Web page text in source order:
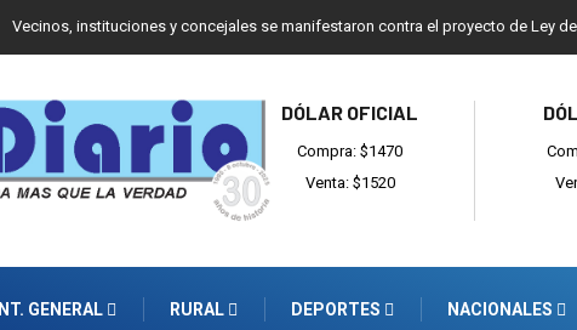
Vecinos, instituciones y concejales se manifestaron contra el proyecto de Ley
DÓLAR OFICIAL
Compra: $1470
Venta: $1520
INT. GENERAL RURAL DEPORTES NACIONALES